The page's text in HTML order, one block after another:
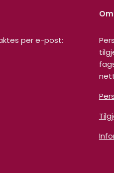
per e-post: